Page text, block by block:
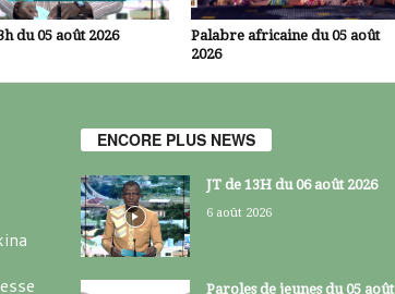
du 05 août 2026
Palabre africaine du 05 août
2026
ENCORE PLUS NEWS
JT de 13H du 06 août 2026
6 août 2026
Paroles de jeunes du 05 août